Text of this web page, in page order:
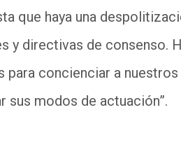
que haya una
y directivas de consenso.
para concienciar a
sus modos de actuación”.